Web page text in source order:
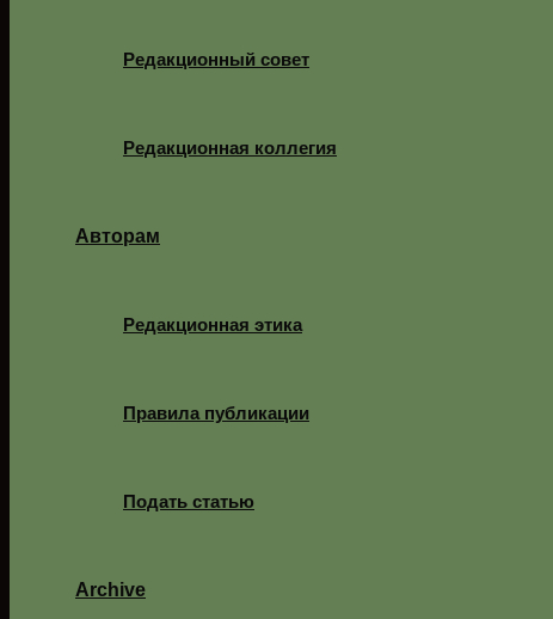
Редакционный совет
Редакционная коллегия
Авторам
Редакционная этика
Правила публикации
Подать статью
Archive